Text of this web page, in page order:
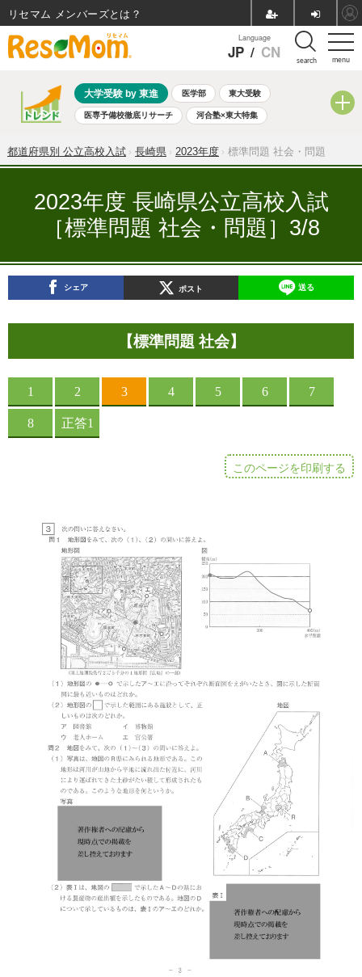
menu
Language
JP / CN search
大学受験 by 東進 医学部 東大受験
医専予備校徹底リサーチ 河合塾×東大特集
共通テスト 夏休み 8月開催学校説明会・相談会
自由研究教材（小学生向け） 自由研究教材（中学生向け）
ランキング
都道府県別 公立高校入試 長崎県 2023年度 標準問題 社会・問題
2023年度 長崎県公立高校入試
［標準問題 社会・問題］3/8
シェア ポスト 送る
【標準問題 社会】
このページを印刷する
リセマム メンバーズ